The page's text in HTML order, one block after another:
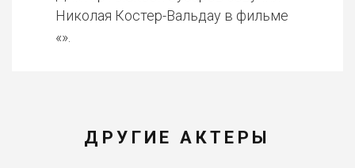
Николая Костер-Вальдау в фильме
«».
ДРУГИЕ АКТЕРЫ